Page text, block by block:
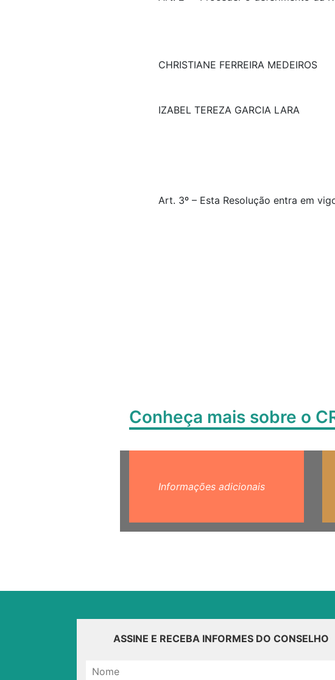
CHRISTIANE FERREIRA MEDEIROS
IZABEL TEREZA GARCIA LARA
Art. 3º – Esta Resolução entra em
Conheça mais sobre o
Informações adicionais
ASSINE E RECEBA INFORMES DO CONSELHO